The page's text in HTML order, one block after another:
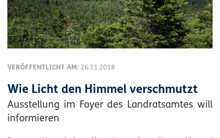
VERÖFFENTLICHT AM: 26.11.2018
Wie Licht den Himmel verschmutzt
Ausstellung im Foyer des Landratsamtes will
informieren